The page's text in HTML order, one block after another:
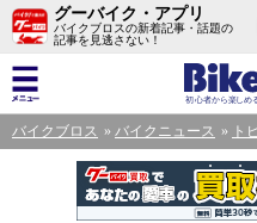
グーバイク・アプリ
バイクブロスの新着記事・話題の
記事を見逃さない！
バイクブロス バイクニュース ト